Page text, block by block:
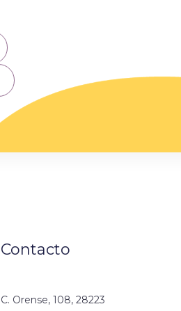
Contacto
C. Orense, 108, 28223